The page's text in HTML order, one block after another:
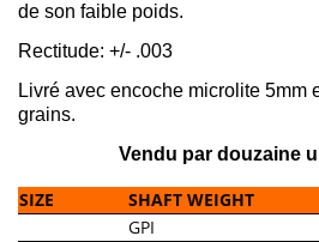
de son faible poids.
Rectitude: +/- .003
Livré avec encoche microlite 5mm
grains.
Vendu par douzaine
SIZE SHAFT WEIGHT
GPI